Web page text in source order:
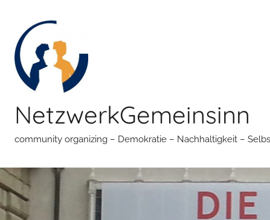
springen
NetzwerkGemeinsinn
community organizing – Demokratie – Nachhaltigkeit –